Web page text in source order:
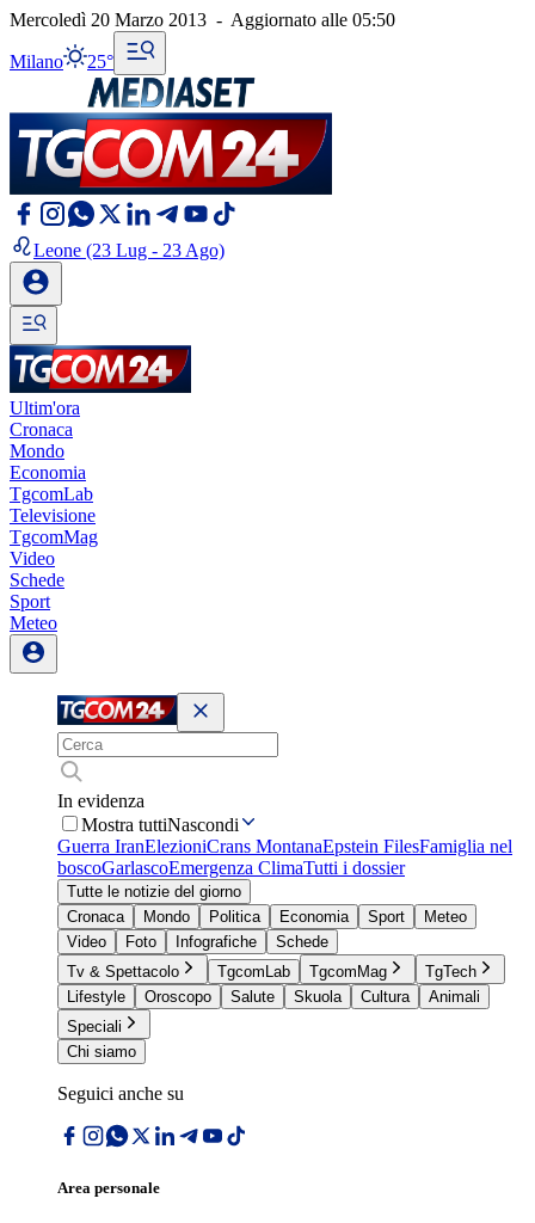
Mercoledì 20 Marzo 2013 - Aggiornato alle 05:50
Milano 25°
Leone (23 Lug - 23 Ago)
Ultim'ora
Cronaca
Mondo
Economia
TgcomLab
Televisione
TgcomMag
Video
Schede
Sport
Meteo
In evidenza
Mostra tuttiNascondi
Guerra IranElezioniCrans MontanaEpstein FilesFamiglia nel
boscoGarlascoEmergenza ClimaTutti i dossier
Tutte le notizie del giorno
Cronaca
Mondo Politica Economia Sport
Meteo
Video
Foto Infografiche
Schede
Tv & Spettacolo
TgcomLab TgcomMag
TgTech
Lifestyle
Oroscopo Salute Skuola Cultura
Animali
Speciali
Chi siamo
Seguici anche su
Area personale